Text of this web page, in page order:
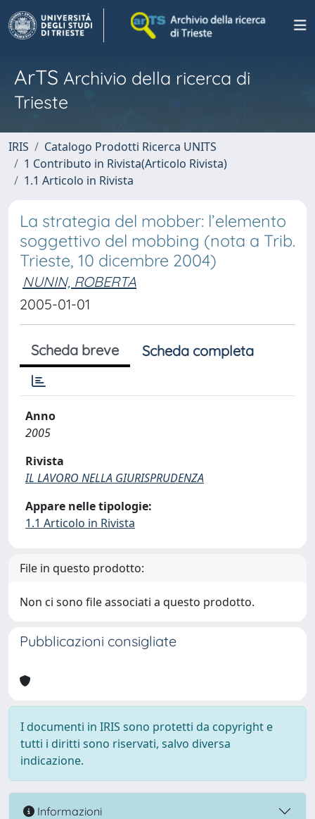
ArTS Archivio della ricerca di
Trieste
IRIS
Catalogo Prodotti Ricerca UNITS
1 Contributo in Rivista(Articolo Rivista)
1.1 Articolo in Rivista
La strategia del mobber: l’elemento
soggettivo del mobbing (nota a Trib.
Trieste, 10 dicembre 2004)
NUNIN, ROBERTA
2005-01-01
Scheda breve Scheda completa
Anno
2005
Rivista
IL LAVORO NELLA GIURISPRUDENZA
Appare nelle tipologie:
1.1 Articolo in Rivista
File in questo prodotto:
Non ci sono file associati a questo prodotto.
Pubblicazioni consigliate
I documenti in IRIS sono protetti da copyright e
tutti i diritti sono riservati, salvo diversa
indicazione.
Informazioni